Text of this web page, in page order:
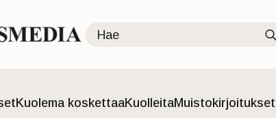
Kuolema koskettaaKuolleitaMuistokirjoitukset